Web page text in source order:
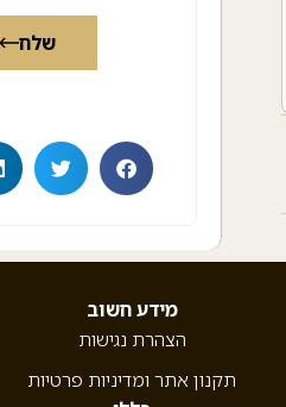
שלח
מידע חשוב
הצהרת נגישות
תקנון אתר ומדיניות פרטיות